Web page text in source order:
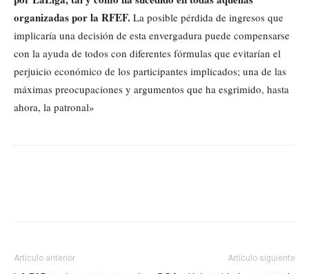
organizadas por la RFEF. La posible pérdida de ingresos que
implicaría una decisión de esta envergadura puede compensarse
con la ayuda de todos con diferentes fórmulas que evitarían el
perjuicio económico de los participantes implicados; una de las
máximas preocupaciones y argumentos que ha esgrimido, hasta
ahora, la patronal»
Artículo anterior Artículo siguiente